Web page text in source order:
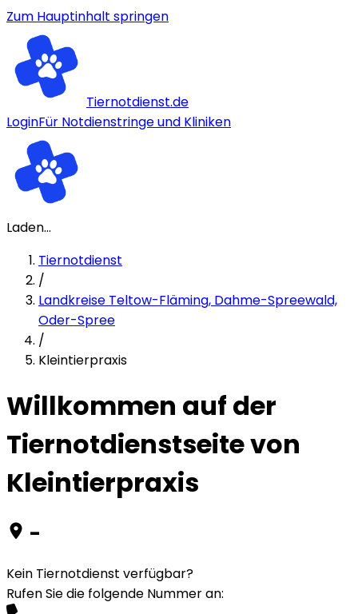
Zum Hauptinhalt springen
Tiernotdienst.de
LoginFür Notdienstringe und Kliniken
Laden...
Tiernotdienst
/
Landkreise Teltow-Fläming, Dahme-Spreewald,
Oder-Spree
/
Kleintierpraxis
Willkommen auf der
Tiernotdienstseite von
Kleintierpraxis
-
Kein Tiernotdienst verfügbar?
Rufen Sie die folgende Nummer an: